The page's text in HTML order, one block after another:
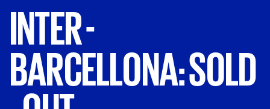
INTER-
BARCELLONA:SOLD